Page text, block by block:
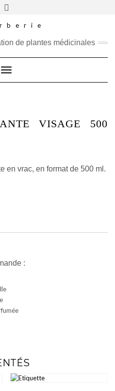
RECHERCHER
de plantes médicinales
Toggle
Navigation
VISAGE 500
en vrac, en format de 500 ml.
: